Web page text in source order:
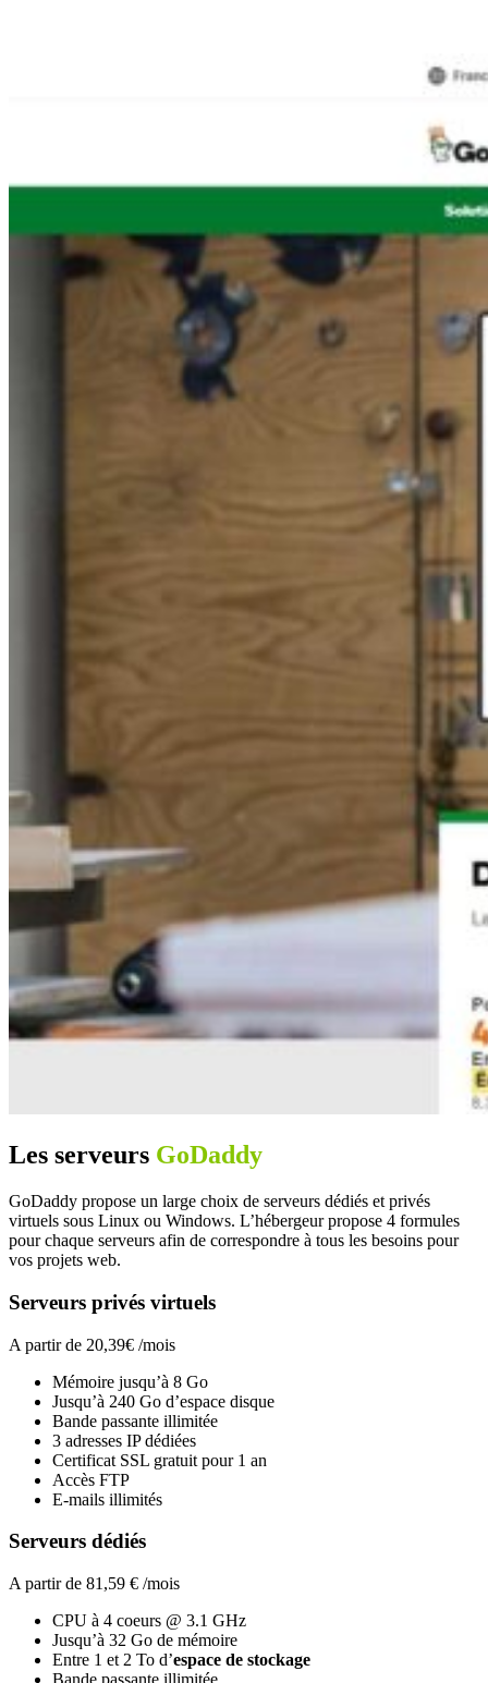
Les serveurs GoDaddy
GoDaddy propose un large choix de serveurs dédiés et privés
virtuels sous Linux ou Windows. L’hébergeur propose 4 formules
pour chaque serveurs afin de correspondre à tous les besoins pour
vos projets web.
Serveurs privés virtuels
A partir de 20,39€ /mois
Mémoire jusqu’à 8 Go
Jusqu’à 240 Go d’espace disque
Bande passante illimitée
3 adresses IP dédiées
Certificat SSL gratuit pour 1 an
Accès FTP
E-mails illimités
Serveurs dédiés
A partir de 81,59 € /mois
CPU à 4 coeurs @ 3.1 GHz
Jusqu’à 32 Go de mémoire
Entre 1 et 2 To d’espace de stockage
Bande passante illimitée